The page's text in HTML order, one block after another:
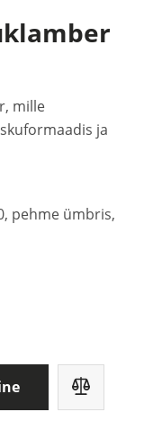
mille
ja
pehme ümbris,